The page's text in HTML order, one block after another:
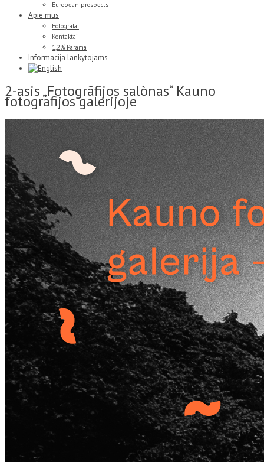
European prospects
Apie mus
Fotografai
Kontaktai
1,2% Parama
Informacija lankytojams
2-asis „Fotogrãfijos salònas“ Kauno
fotografijos galerijoje